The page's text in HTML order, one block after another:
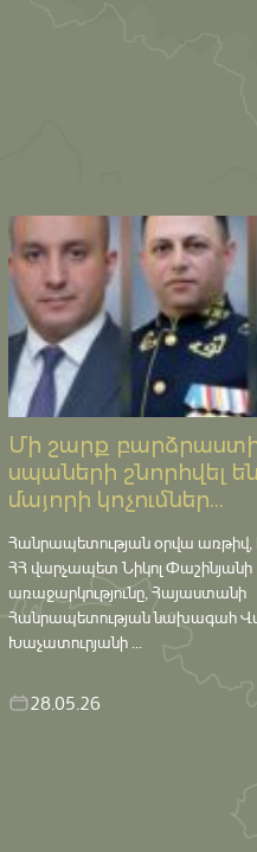
Մի շարք
սպաների շնորհվել
մայորի կոչումներ...
Հանրապետության օրվա առթիվ,
ՀՀ վարչապետ Նիկոլ Փաշինյանի
առաջարկությունը, Հայաստանի
Հանրապետության նախագահ
Խաչատուրյանի ...
28.05.26